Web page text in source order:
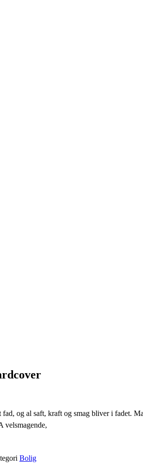
fad, og al saft, kraft og smag bliver i
velsmagende,
Bolig